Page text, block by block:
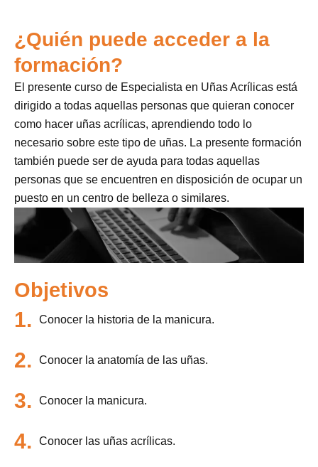
¿Quién puede acceder a la
formación?
El presente curso de Especialista en Uñas Acrílicas está
dirigido a todas aquellas personas que quieran conocer
como hacer uñas acrílicas, aprendiendo todo lo
necesario sobre este tipo de uñas. La presente formación
también puede ser de ayuda para todas aquellas
personas que se encuentren en disposición de ocupar un
puesto en un centro de belleza o similares.
Objetivos
1. Conocer la historia de la manicura.
2. Conocer la anatomía de las uñas.
3. Conocer la manicura.
4. Conocer las uñas acrílicas.